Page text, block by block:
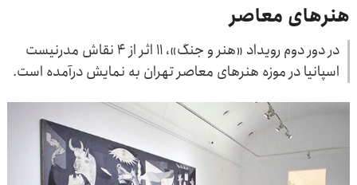
هنرهای معاصر
در دور دوم رویداد «هنر و جنگ»، ۱۱ اثر از ۴ نقاش مدرنیست
اسپانیا در موزه هنرهای معاصر تهران به نمایش درآمده است.